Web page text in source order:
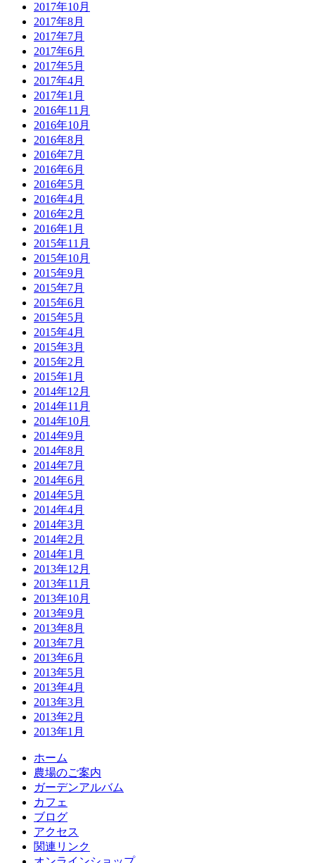
2017年10月
2017年8月
2017年7月
2017年6月
2017年5月
2017年4月
2017年1月
2016年11月
2016年10月
2016年8月
2016年7月
2016年6月
2016年5月
2016年4月
2016年2月
2016年1月
2015年11月
2015年10月
2015年9月
2015年7月
2015年6月
2015年5月
2015年4月
2015年3月
2015年2月
2015年1月
2014年12月
2014年11月
2014年10月
2014年9月
2014年8月
2014年7月
2014年6月
2014年5月
2014年4月
2014年3月
2014年2月
2014年1月
2013年12月
2013年11月
2013年10月
2013年9月
2013年8月
2013年7月
2013年6月
2013年5月
2013年4月
2013年3月
2013年2月
2013年1月
ホーム
農場のご案内
ガーデンアルバム
カフェ
ブログ
アクセス
関連リンク